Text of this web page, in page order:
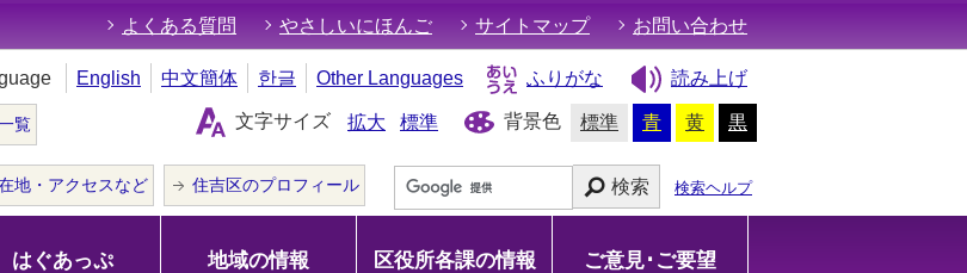
よくある質問 やさしいにほんご サイトマップ お問い合わせ
English 中文簡体 한글 Other Languages ふりがな 読み上げ
覧 文字サイズ 拡大 標準 背景色 標準 青 黄 黒
地・アクセスなど 住吉区のプロフィール 検索 検索ヘルプ
はぐあっぷ 地域の情報 区役所各課の情報 ご意見･ご要望